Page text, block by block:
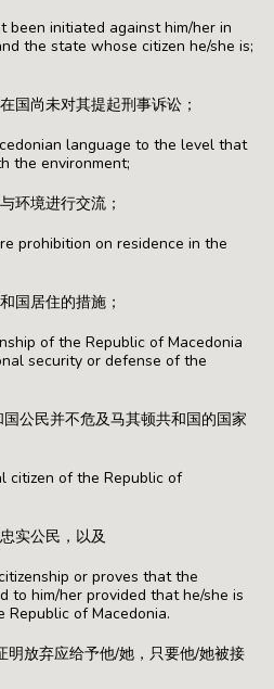
been initiated against him/her in
the state whose citizen he/she is;
国尚未对其提起刑事诉讼；
language to the level that
the environment;
环境进行交流；
prohibition on residence in the
国居住的措施；
of the Republic of Macedonia
security or defense of the
公民并不危及马其顿共和国的国家
citizen of the Republic of
实公民，以及
or proves that the
to him/her provided that he/she is
of Macedonia.
明放弃应给予他/她，只要他/她被接